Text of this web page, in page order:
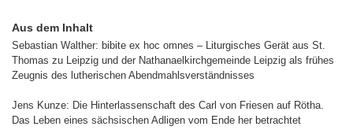
Aus dem Inhalt
Sebastian Walther: bibite ex hoc omnes – Liturgisches Gerät aus St.
Thomas zu Leipzig und der Nathanaelkirchgemeinde Leipzig als frühes
Zeugnis des lutherischen Abendmahlsverständnisses
Jens Kunze: Die Hinterlassenschaft des Carl von Friesen auf Rötha.
Das Leben eines sächsischen Adligen vom Ende her betrachtet